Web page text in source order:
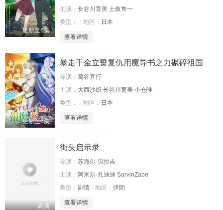
更新至6集
主演： 长谷川育美 土岐隼一
类型：
地区： 日本
查看详情
更新至6集
暴走千金立誓复仇用魔导书之力碾碎祖国
导演： 葛谷直行
主演： 大西沙织 长谷川育美 小仓唯
类型：
地区： 日本
查看详情
高清
街头启示录
导演： 苏海尔·贝拉吉
主演： 阿米尔·扎迪迪 SarvinZabe
类型： 剧情 地区： 伊朗
查看详情